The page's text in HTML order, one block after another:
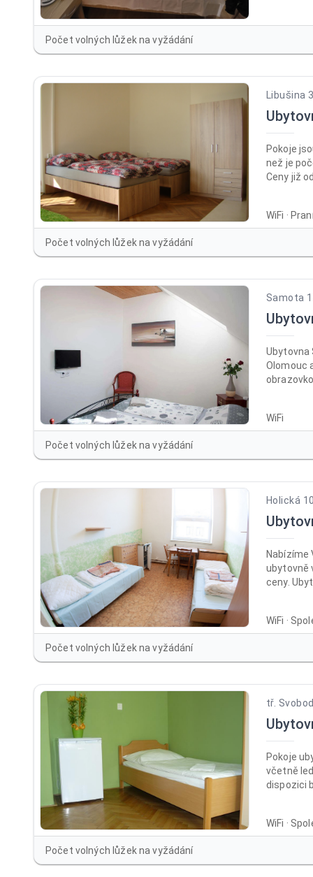
LCD TV.
lůžkoviny.
Počet volných lůžek na vyžádání
Libušina
Pokoje
než je
Ceny již
/osoba /
lůžko /
WiFi ·
Počet volných lůžek na vyžádání
Samota
Ubytovna
Olomouc
místě je k
WiFi
Počet volných lůžek na vyžádání
Holická
Nabízíme
ubytovně
ceny.
penzion
kasáren
Olomouc.
WiFi ·
Počet volných lůžek na vyžádání
tř.
Pokoje
včetně
dispozici
připravit
jídlo po
WiFi ·
Počet volných lůžek na vyžádání